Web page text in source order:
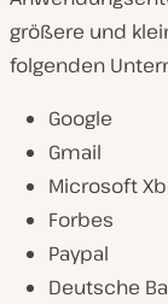
größere und
folgenden
Google
Gmail
Microsoft
Forbes
Paypal
Deutsche